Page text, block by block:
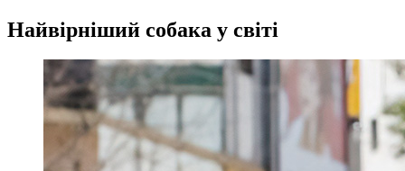
Найвірніший собака у світі